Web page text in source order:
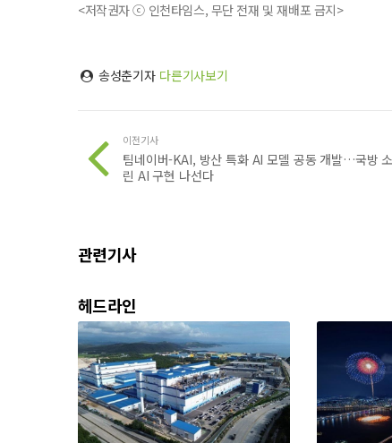
<저작권자 ⓒ 인천타임스, 무단 전재 및 재배포 금지>
송성춘기자 다른기사보기
이전기사
팀네이버-KAI, 방산 특화 AI 모델 공동 개발…국방
린 AI 구현 나선다
관련기사
헤드라인